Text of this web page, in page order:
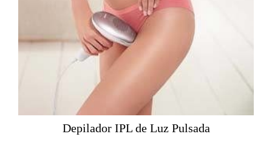
Depilador IPL de Luz Pulsada